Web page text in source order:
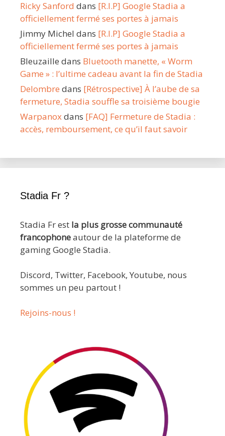
Ricky Sanford dans [R.I.P] Google Stadia a
officiellement fermé ses portes à jamais
Jimmy Michel dans [R.I.P] Google Stadia a
officiellement fermé ses portes à jamais
Bleuzaille dans Bluetooth manette, « Worm
Game » : l’ultime cadeau avant la fin de Stadia
Delombre dans [Rétrospective] À l’aube de sa
fermeture, Stadia souffle sa troisième bougie
Warpanoxdans [FAQ] Fermeture de Stadia :
accès, remboursement, ce qu’il faut savoir
Stadia Fr ?
Stadia Fr est la plus grosse communauté
francophoneautour de la plateforme de
gaming Google Stadia.
Discord, Twitter, Facebook, Youtube, nous
sommes un peu partout !
Rejoins-nous !